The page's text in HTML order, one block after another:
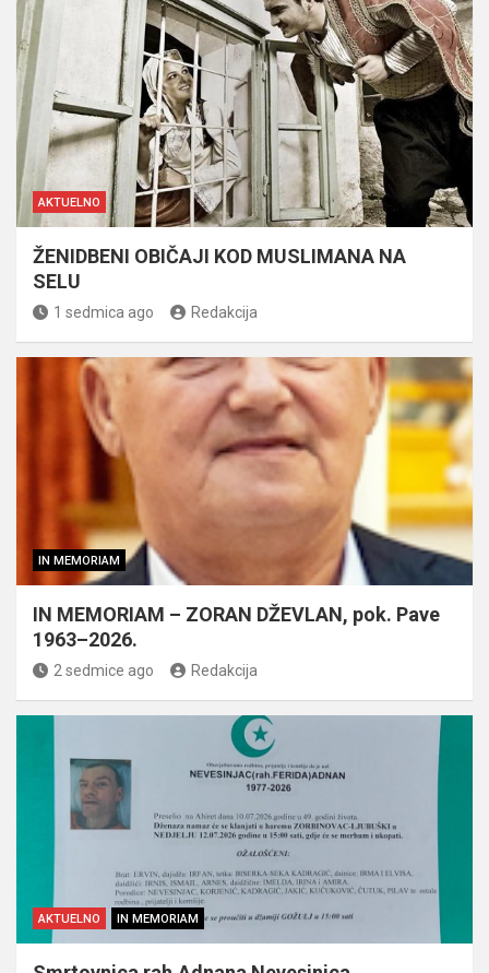
AKTUELNO
ŽENIDBENI OBIČAJI KOD MUSLIMANA NA
SELU
1 sedmica ago Redakcija
IN MEMORIAM
IN MEMORIAM – ZORAN DŽEVLAN, pok. Pave
1963–2026.
2 sedmice ago Redakcija
AKTUELNO IN MEMORIAM